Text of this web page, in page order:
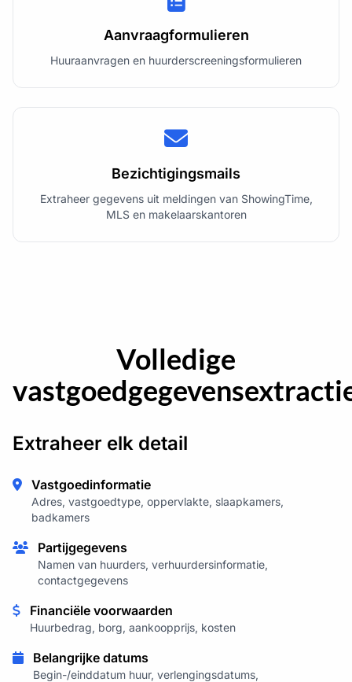
Aanvraagformulieren
Huuraanvragen en huurderscreeningsformulieren
Bezichtigingsmails
Extraheer gegevens uit meldingen van ShowingTime,
MLS en makelaarskantoren
Volledige
Extraheer elk detail
Vastgoedinformatie
Adres, vastgoedtype, oppervlakte, slaapkamers,
badkamers
Partijgegevens
Namen van huurders, verhuurdersinformatie,
contactgegevens
Financiële voorwaarden
Huurbedrag, borg, aankoopprijs, kosten
Belangrijke datums
Begin-/einddatum huur, verlengingsdatums,